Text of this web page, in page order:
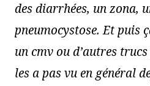
des diarrhées, un zona,
pneumocystose. Et puis
un cmv ou d’autres
les a pas vu en général